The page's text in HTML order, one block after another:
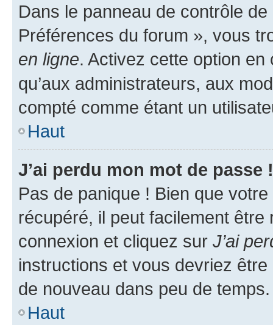
Dans le panneau de contrôle
Préférences du forum », vous
en ligne. Activez cette option
qu’aux administrateurs, aux
compté comme étant un
Haut
J’ai perdu mon mot de passe !
Pas de panique ! Bien que
récupéré, il peut facilement
connexion et cliquez sur J’ai
instructions et vous devriez
de nouveau dans peu de temps.
Haut